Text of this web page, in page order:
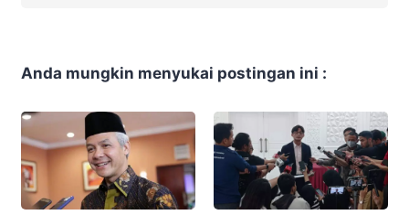
Anda mungkin menyukai postingan ini :